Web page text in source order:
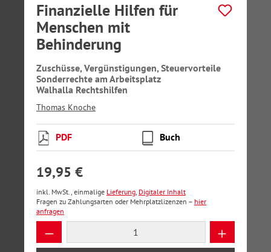
Finanzielle Hilfen für
Menschen mit
Behinderung
Zuschüsse, Vergünstigungen, Steuervorteile
Sonderrechte am Arbeitsplatz
Walhalla Rechtshilfen
Thomas Knoche
PDF Buch
19,95 €
inkl. MwSt., einmalige Lieferung, Digitaler Inhalt
Fragen zu Zahlungsarten oder Mehrplatzlizenzen – hier
anfragen
Produkt Anzahl: Gib den gewünschten